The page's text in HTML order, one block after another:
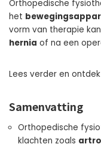
Orthopedische
het
vorm van therapie
hernia of na een
Lees verder en
Samenvatting
Orthopedische
klachten zoals